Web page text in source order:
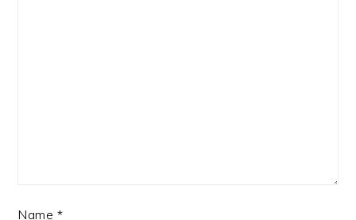
Name *